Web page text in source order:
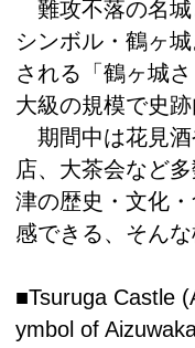
難攻不落の名城
シンボル・鶴ヶ
される「鶴ヶ城
大級の規模で史
期間中は花見酒
店、大茶会など
津の歴史・文化
感できる、そんな
■Tsuruga Castle
ymbol of